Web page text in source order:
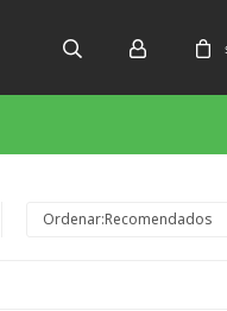
Recomendados